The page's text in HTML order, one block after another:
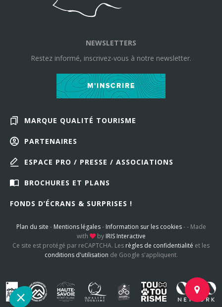
NEWSLETTERS
Restez informé, inscrivez-vous à notre newsletter.
M'INSCRIRE
MARQUE QUALITÉ TOURISME
PARTENAIRES
ESPACE PRO / PRESSE / ASSOCIATIONS
BROCHURES ET PLANS
FONDS D’ÉCRANS & SURPRISES !
Plan du site - Mentions légales- Information sur les cookies - -Made
with
by IRIS Interactive
Ce site est protégé par reCAPTCHA. Les règles de confidentialité et les
conditions d'utilisation de Google s'appliquent.